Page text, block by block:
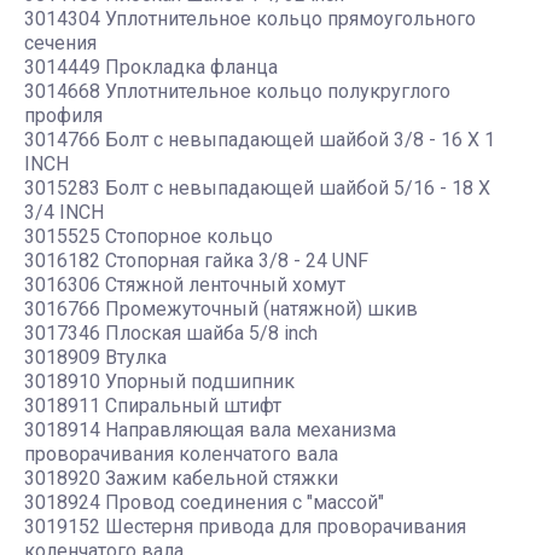
3014304 Уплотнительное кольцо прямоугольного
сечения
3014449 Прокладка фланца
3014668 Уплотнительное кольцо полукруглого
профиля
3014766 Болт с невыпадающей шайбой 3/8 - 16 X 1
INCH
3015283 Болт с невыпадающей шайбой 5/16 - 18 X
3/4 INCH
3015525 Стопорное кольцо
3016182 Стопорная гайка 3/8 - 24 UNF
3016306 Стяжной ленточный хомут
3016766 Промежуточный (натяжной) шкив
3017346 Плоская шайба 5/8 inch
3018909 Втулка
3018910 Упорный подшипник
3018911 Спиральный штифт
3018914 Направляющая вала механизма
проворачивания коленчатого вала
3018920 Зажим кабельной стяжки
3018924 Провод соединения с "массой"
3019152 Шестерня привода для проворачивания